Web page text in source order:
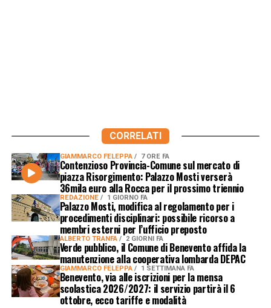
CORRELATI
GIAMMARCO FELEPPA 7 ORE FA
Contenzioso Provincia-Comune sul mercato di
piazza Risorgimento: Palazzo Mosti verserà
36mila euro alla Rocca per il prossimo triennio
REDAZIONE 1 GIORNO FA
Palazzo Mosti, modifica al regolamento per i
procedimenti disciplinari: possibile ricorso a
membri esterni per l’ufficio preposto
ALBERTO TRANFA 2 GIORNI FA
Verde pubblico, il Comune di Benevento affida la
manutenzione alla cooperativa lombarda DEPAC
GIAMMARCO FELEPPA 1 SETTIMANA FA
Benevento, via alle iscrizioni per la mensa
scolastica 2026/2027: il servizio partirà il 6
ottobre, ecco tariffe e modalità